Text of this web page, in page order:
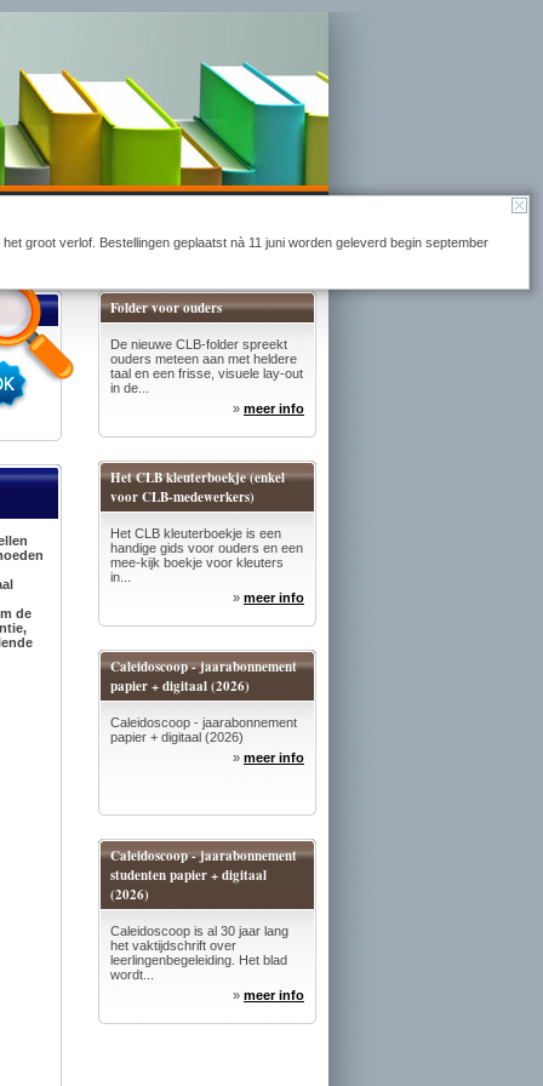
groot verlof. Bestellingen geplaatst nà 11 juni worden geleverd begin september
de
Folder voor ouders
De nieuwe CLB-folder spreekt
ouders meteen aan met heldere
taal en een frisse, visuele lay-out
in de...
» meer info
Het CLB kleuterboekje (enkel
voor CLB-medewerkers)
Het CLB kleuterboekje is een
handige gids voor ouders en een
mee-kijk boekje voor kleuters
in...
» meer info
Caleidoscoop - jaarabonnement
papier + digitaal (2026)
Caleidoscoop - jaarabonnement
papier + digitaal (2026)
» meer info
Caleidoscoop - jaarabonnement
studenten papier + digitaal
(2026)
Caleidoscoop is al 30 jaar lang
het vaktijdschrift over
leerlingenbegeleiding. Het blad
wordt...
» meer info